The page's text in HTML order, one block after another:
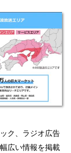
ク、ラジオ広告
広い情報を掲載